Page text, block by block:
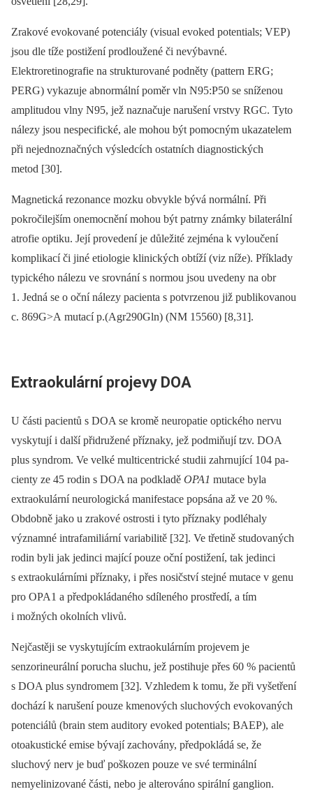
Zrakové evokované potenciály (visual evoked potentials; VEP)
jsou dle tíže postižení prodloužené či nevýbavné.
Elektroretinografie na strukturované podněty (pattern ERG;
PERG) vykazuje abnormální poměr vln N95:P50 se sníženou
amplitudou vlny N95, jež naznačuje narušení vrstvy RGC. Tyto
nálezy jsou nespecifické, ale mohou být pomocným ukazatelem
při nejednoznačných výsledcích ostatních dia­gnostických
metod [30].
Magnetická rezonance mozku obvykle bývá normální. Při
pokročilejším onemocnění mohou být patrny známky bilaterální
atrofie optiku. Její provedení je důležité zejména k vyloučení
komplikací či jiné etiologie klinických obtíží (viz níže). Příklady
typického nálezu ve srovnání s normou jsou uvedeny na obr
1. Jedná se o oční nálezy pa­cienta s potvrzenou již publikovanou
c. 869G>A mutací p.(Agr290Gln) (NM 15560) [8,31].
Extraokulární projevy DOA
U části pa­cientů s DOA se kromě neuropatie optického nervu
vyskytují i další přidružené příznaky, jež podmiňují tzv. DOA
plus syndrom. Ve velké multicentrické studii zahrnující 104 pa­
cienty ze 45 rodin s DOA na podkladě OPA1 mutace byla
extraokulární neurologická manifestace popsána až ve 20 %.
Obdobně jako u zrakové ostrosti i tyto příznaky podléhaly
významné intrafamiliární variabilitě [32]. Ve třetině studovaných
rodin byli jak jedinci mající pouze oční postižení, tak jedinci
s extraokulárními příznaky, i přes nosičství stejné mutace v genu
pro OPA1 a předpokládaného sdíleného prostředí, a tím
i možných okolních vlivů.
Nejčastěji se vyskytujícím extraokulárním projevem je
senzorineurální porucha sluchu, jež postihuje přes 60 % pa­cientů
s DOA plus syndromem [32]. Vzhledem k tomu, že při vyšetření
dochází k narušení pouze kmenových sluchových evokovaných
potenciálů (brain stem auditory evoked potentials; BAEP), ale
otoakustické emise bývají zachovány, předpokládá se, že
sluchový nerv je buď poškozen pouze ve své terminální
nemyelinizované části, nebo je alterováno spirální ganglion.